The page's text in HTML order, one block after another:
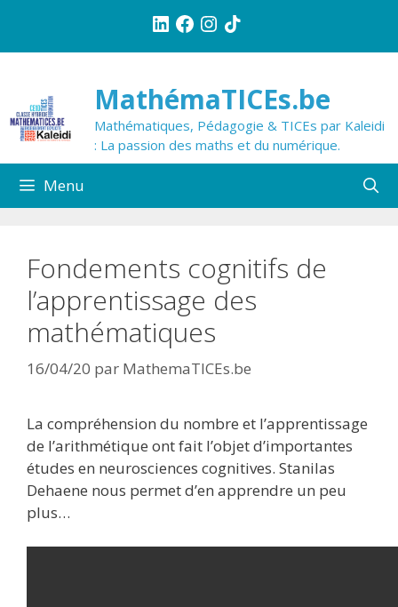
contenu
LinkedInFacebookInstagram
TikTok
MathémaTICEs.be
Mathématiques, Pédagogie & TICEs par Kaleidi
: La passion des maths et du numérique.
Menu
Fondements cognitifs de
l’apprentissage des
mathématiques
16/04/20 par MathemaTICEs.be
La compréhension du nombre et l’apprentissage
de l’arithmétique ont fait l’objet d’importantes
études en neurosciences cognitives. Stanilas
Dehaene nous permet d’en apprendre un peu
plus…